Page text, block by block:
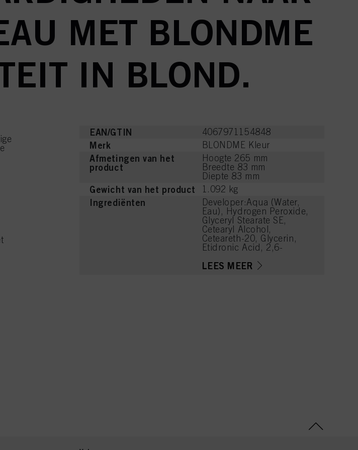
MET BLONDME
IN BLOND.
EAN/GTIN 4067971154848
Merk BLONDME Kleur
Afmetingen van het
product
Hoogte 265 mm
Breedte 83 mm
Diepte 83 mm
Gewicht van het product 1.092 kg
Ingrediënten
Developer:Aqua (Water,
Eau), Hydrogen Peroxide,
Glyceryl Stearate SE,
Cetearyl Alcohol,
Ceteareth-20, Glycerin,
Etidronic Acid, 2,6-
Disodium Pyrophosphate,
LEES MEER